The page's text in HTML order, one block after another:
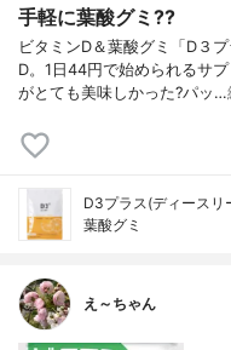
手軽に葉酸グミ??
ビタミンD＆葉酸グミ「D３
D。1日44円で始められるサ
がとても美味しかった?パッ…
D3プラス(ディースリ
葉酸グミ
え～ちゃん